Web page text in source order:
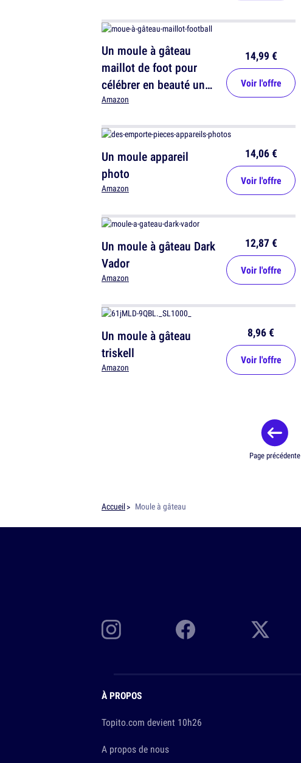
Un moule à gâteau
maillot de foot pour
célébrer en beauté une
victoire
Amazon
14,99 €
Voir l'offre
Un moule appareil
photo
Amazon
14,06 €
Voir l'offre
Un moule à gâteau Dark
Vador
Amazon
12,87 €
Voir l'offre
Un moule à gâteau
triskell
Amazon
8,96 €
Voir l'offre
Page précédente
Accueil Moule à gâteau
À PROPOS
Topito.com devient 10h26
A propos de nous